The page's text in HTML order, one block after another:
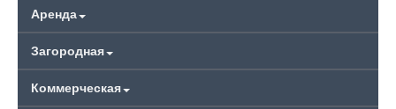
Аренда
Загородная
Коммерческая